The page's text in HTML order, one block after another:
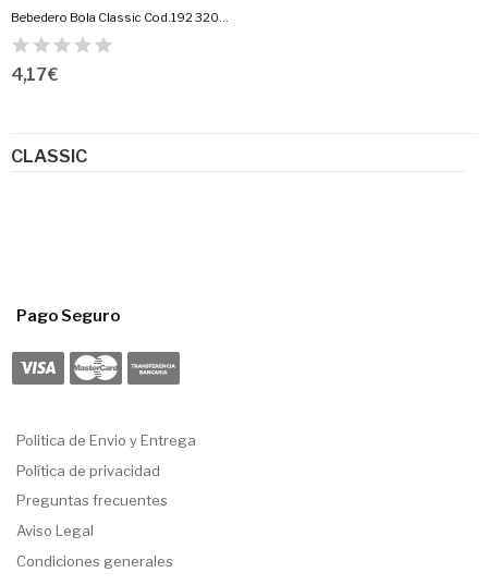
CLASSIC
Bebedero Bola Classic Cod.192 320Ml.
4,17 €
Pago Seguro
Politica de Envio y Entrega
Política de privacidad
Preguntas frecuentes
Aviso Legal
Condiciones generales